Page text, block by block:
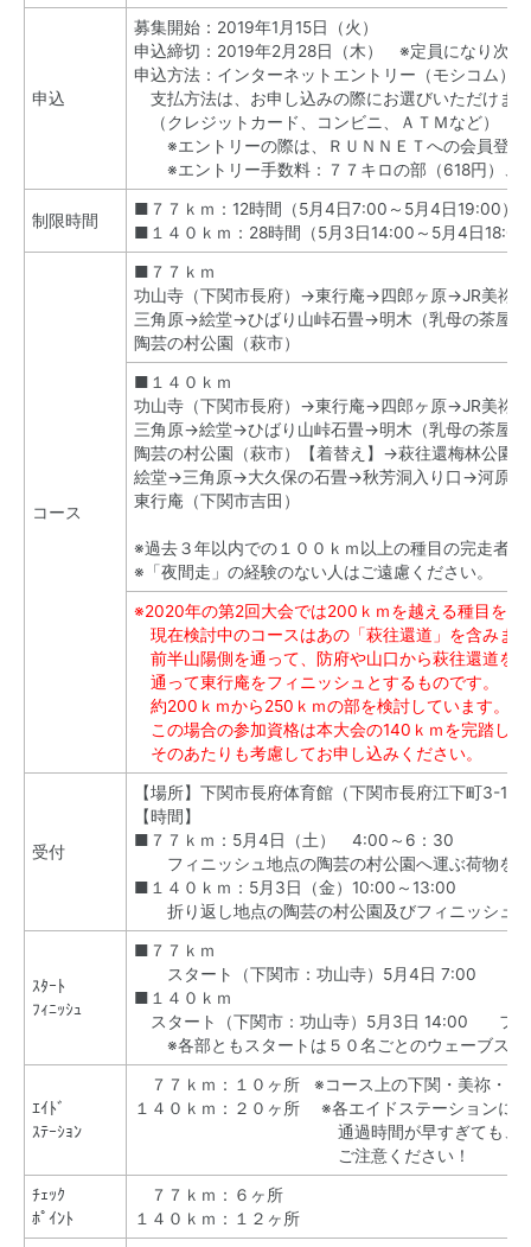
申込
募集開始：2019年1月15日（火）
申込締切：2019年2月28日（木） ※定員になり次第
申込方法：インターネットエントリー（モシコム）
支払方法は、お申し込みの際にお選びいただけま
（クレジットカード、コンビニ、ＡＴＭなど）
※エントリーの際は、ＲＵＮＮＥＴへの会員登録
※エントリー手数料：７７キロの部（618円）、
制限時間
■７７ｋｍ：12時間 （5月4日7:00 ～5月4日19:00）
■１４０ｋｍ：28時間 （5月3日14:00 ～5月4日18:00
コース
■７７ｋｍ
功山寺（下関市長府）→東行庵→四郎ヶ原→JR美祢
三角原→絵堂→ひばり山峠石畳→明木（乳母の茶屋
陶芸の村公園（萩市）
■１４０ｋｍ
功山寺（下関市長府） →東行庵→四郎ヶ原→JR美祢
三角原→絵堂→ひばり山峠石畳→明木（乳母の茶屋
陶芸の村公園（萩市）【着替え】→萩往還梅林公園
絵堂→三角原→大久保の石畳→秋芳洞入り口→河原→
東行庵（下関市吉田）
※過去３年以内での１００ｋｍ以上の種目の完走者（
※「夜間走」の経験のない人はご遠慮ください。
※2020年の第2回大会では200ｋｍを越える種目を加
現在検討中のコースはあの「萩往還道」を含みま
前半山陽側を通って、防府や山口から萩往還道を
通って東行庵をフィニッシュとするものです。
約200ｋｍから250ｋｍの部を検討しています。
この場合の参加資格は本大会の140ｋｍを完踏し
そのあたりも考慮してお申し込みください。
受付
【場所】下関市長府体育館（下関市長府江下町3-15
【時間】
■７７ｋｍ：5月4日（土） 4:00～6：30
フィニッシュ地点の陶芸の村公園へ運ぶ荷物を
■１４０ｋｍ：5月3日（金）10:00～13:00
折り返し地点の陶芸の村公園及びフィニッシュ
ｽﾀｰﾄ
ﾌｨﾆｯｼｭ
■７７ｋｍ
スタート（下関市：功山寺）5月4日 7:00
■１４０ｋｍ
スタート（下関市：功山寺）5月3日 14:00 フィ
※各部ともスタートは５０名ごとのウェーブスタ
ｴｲﾄﾞ
ｽﾃｰｼｮﾝ
７７ｋｍ： １０ヶ所 ※コース上の下関・美祢・萩
１４０ｋｍ： ２０ヶ所 ※各エイドステーションに
通過時間が早すぎても、
ご注意ください！
ﾁｪｯｸ
ﾎﾟｲﾝﾄ
７７ｋｍ：６ヶ所
１４０ｋｍ：１２ヶ所